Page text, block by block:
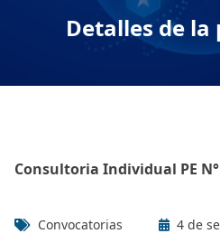
Detalles de la
Consultoria Individual PE N°
Convocatorias 4 de